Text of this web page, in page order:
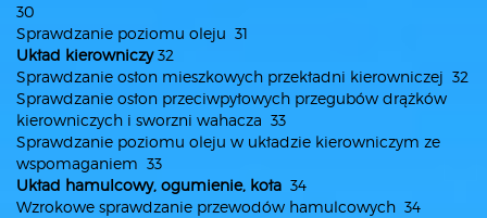
30
Sprawdzanie poziomu oleju 31
Układ kierowniczy32
Sprawdzanie osłon mieszkowych przekładni kierowniczej 32
Sprawdzanie osłon przeciwpyłowych przegubów drążków
kierowniczych i sworzni wahacza 33
Sprawdzanie poziomu oleju w układzie kierowniczym ze
wspomaganiem 33
Układ hamulcowy, ogumienie, koła 34
Wzrokowe sprawdzanie przewodów hamulcowych 34